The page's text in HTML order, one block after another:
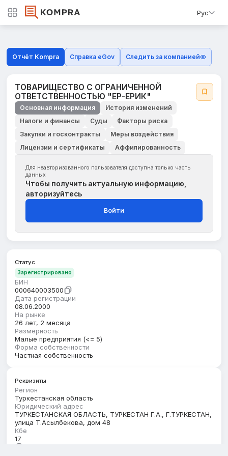
Рус
Отчёт Kompra Справка eGov Следить за компанией
ТОВАРИЩЕСТВО С ОГРАНИЧЕННОЙ
ОТВЕТСТВЕННОСТЬЮ "ЕР-ЕРИК"
Основная информация
История изменений
Налоги и финансы
Суды
Факторы риска
Закупки и госконтракты
Меры воздействия
Лицензии и сертификаты
Аффилированность
Для неавторизованного пользователя доступна только часть
данных
Чтобы получить актуальную информацию,
авторизуйтесь
Войти
Статус
Зарегистрировано
БИН
000640003500
Дата регистрации
08.06.2000
На рынке
26 лет, 2 месяца
Размерность
Малые предприятия (<= 5)
Форма собственности
Частная собственность
Реквизиты
Регион
Туркестанская область
Юридический адрес
ТУРКЕСТАНСКАЯ ОБЛАСТЬ, ТУРКЕСТАН Г.А., Г.ТУРКЕСТАН,
улица Т.Асылбекова, дом 48
Кбе
17